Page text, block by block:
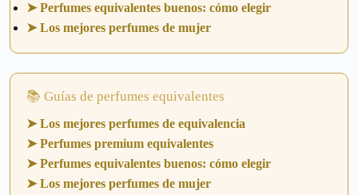
➤ Perfumes equivalentes buenos: cómo elegir
➤ Los mejores perfumes de mujer
📚 Guías de perfumes equivalentes
➤ Los mejores perfumes de equivalencia
➤ Perfumes premium equivalentes
➤ Perfumes equivalentes buenos: cómo elegir
➤ Los mejores perfumes de mujer